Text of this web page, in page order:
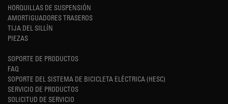
HORQUILLAS DE SUSPENSIÓN
AMORTIGUADORES TRASEROS
TIJA DEL SILLÍN
PIEZAS
SOPORTE DE PRODUCTOS
FAQ
SOPORTE DEL SISTEMA DE BICICLETA ELÉCTRICA (HESC)
SERVICIO DE PRODUCTOS
SOLICITUD DE SERVICIO